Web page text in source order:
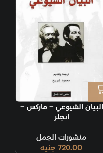
البيان الشيوعي – ماركس –
انجلز
منشورات الجمل
720.00 جنيه